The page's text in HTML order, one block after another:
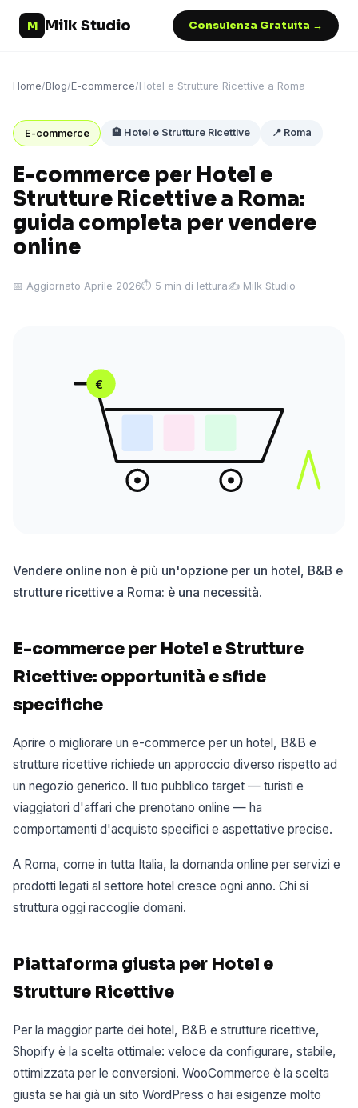
M Milk Studio Consulenza Gratuita →
Home/Blog/E-commerce/Hotel e Strutture Ricettive a Roma
E-commerce 🏨 Hotel e Strutture Ricettive 📍 Roma
E-commerce per Hotel e
Strutture Ricettive a Roma:
guida completa per vendere
online
📅 Aggiornato Aprile 2026⏱ 5 min di lettura✍️ Milk Studio
€
Vendere online non è più un'opzione per un hotel, B&B e
strutture ricettive a Roma: è una necessità.
E-commerce per Hotel e Strutture
Ricettive: opportunità e sfide
specifiche
Aprire o migliorare un e-commerce per un hotel, B&B e
strutture ricettive richiede un approccio diverso rispetto ad
un negozio generico. Il tuo pubblico target — turisti e
viaggiatori d'affari che prenotano online — ha
comportamenti d'acquisto specifici e aspettative precise.
A Roma, come in tutta Italia, la domanda online per servizi e
prodotti legati al settore hotel cresce ogni anno. Chi si
struttura oggi raccoglie domani.
Piattaforma giusta per Hotel e
Strutture Ricettive
Per la maggior parte dei hotel, B&B e strutture ricettive,
Shopify è la scelta ottimale: veloce da configurare, stabile,
ottimizzata per le conversioni. WooCommerce è la scelta
giusta se hai già un sito WordPress o hai esigenze molto